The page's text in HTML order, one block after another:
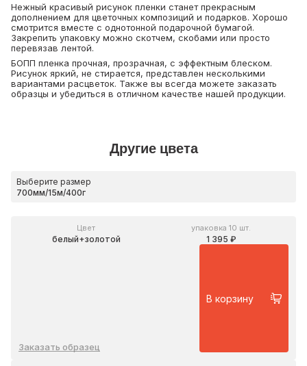
Нежный красивый рисунок пленки станет прекрасным
дополнением для цветочных композиций и подарков. Хорошо
смотрится вместе с однотонной подарочной бумагой.
Закрепить упаковку можно скотчем, скобами или просто
перевязав лентой.
БОПП пленка прочная, прозрачная, с эффектным блеском.
Рисунок яркий, не стирается, представлен несколькими
вариантами расцветок. Также вы всегда можете заказать
образцы и убедиться в отличном качестве нашей продукции.
Другие цвета
Выберите размер
Цвет
белый+золотой
упаковка 10 шт.
1 395 ₽
Заказать образец
В корзину